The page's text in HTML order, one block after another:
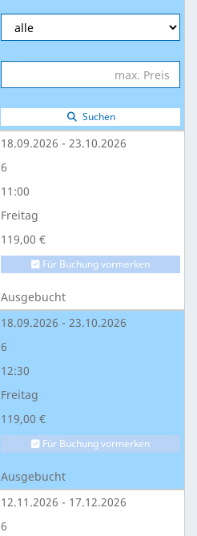
Suchen
18.09.2026 - 23.10.2026
6
11:00
Freitag
119,00 €
Für Buchung vormerken
Ausgebucht
18.09.2026 - 23.10.2026
6
12:30
Freitag
119,00 €
Für Buchung vormerken
Ausgebucht
12.11.2026 - 17.12.2026
6